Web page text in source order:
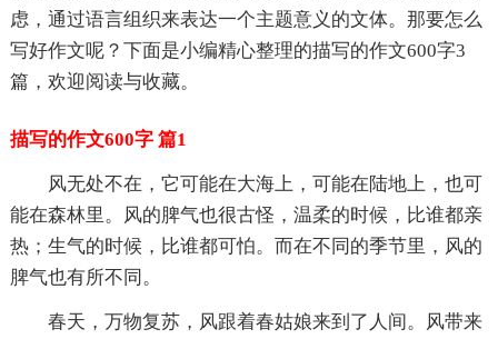
虑，通过语言组织来表达一个主题意义的文体。那要怎么
写好作文呢？下面是小编精心整理的描写的作文600字3
篇，欢迎阅读与收藏。
描写的作文600字 篇1
风无处不在，它可能在大海上，可能在陆地上，也可
能在森林里。风的脾气也很古怪，温柔的时候，比谁都亲
热；生气的时候，比谁都可怕。而在不同的季节里，风的
脾气也有所不同。
春天，万物复苏，风跟着春姑娘来到了人间。风带来